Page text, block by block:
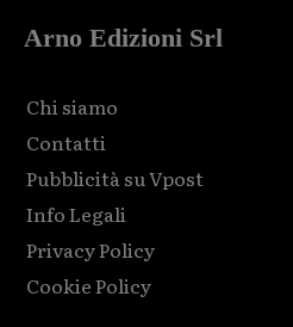
Arno Edizioni Srl
Chi siamo
Contatti
Pubblicità su Vpost
Info Legali
Privacy Policy
Cookie Policy